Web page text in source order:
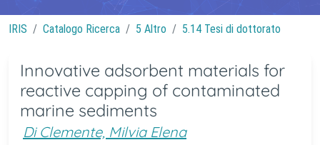
IRIS Catalogo Ricerca 5 Altro 5.14 Tesi di dottorato
Innovative adsorbent materials for
reactive capping of contaminated
marine sediments
Di Clemente, Milvia Elena